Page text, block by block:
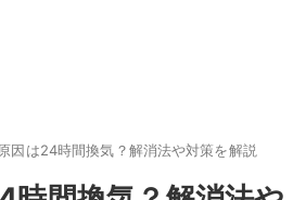
因は24時間換気？解消法や対策を解説